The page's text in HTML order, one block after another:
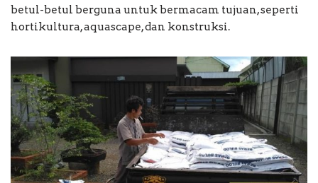
betul-betul berguna untuk bermacam tujuan, seperti
hortikultura, aquascape, dan konstruksi.